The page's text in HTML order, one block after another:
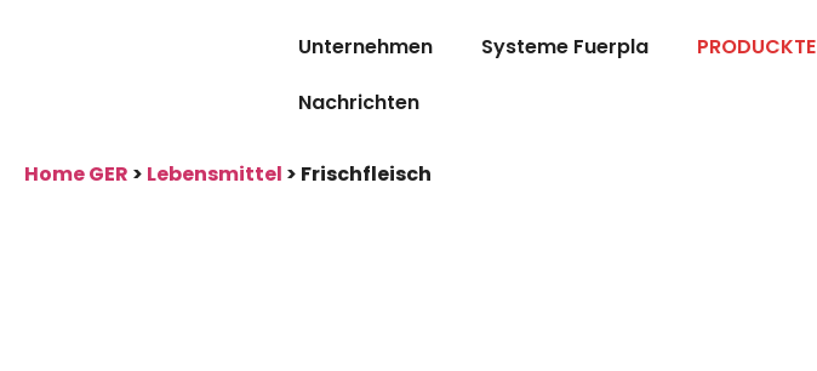
Unternehmen Systeme Fuerpla PRODUCKTE
Nachrichten
Home GER > Lebensmittel > Frischfleisch